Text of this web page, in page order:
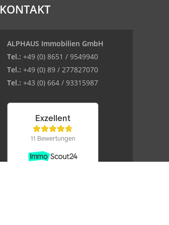
KONTAKT
ALPHAUS Immobilien GmbH
Tel.: +49 (0) 8651 / 9549940
Tel.: +49 (0) 89 / 277827070
Tel.: +43 (0) 664 / 93315987